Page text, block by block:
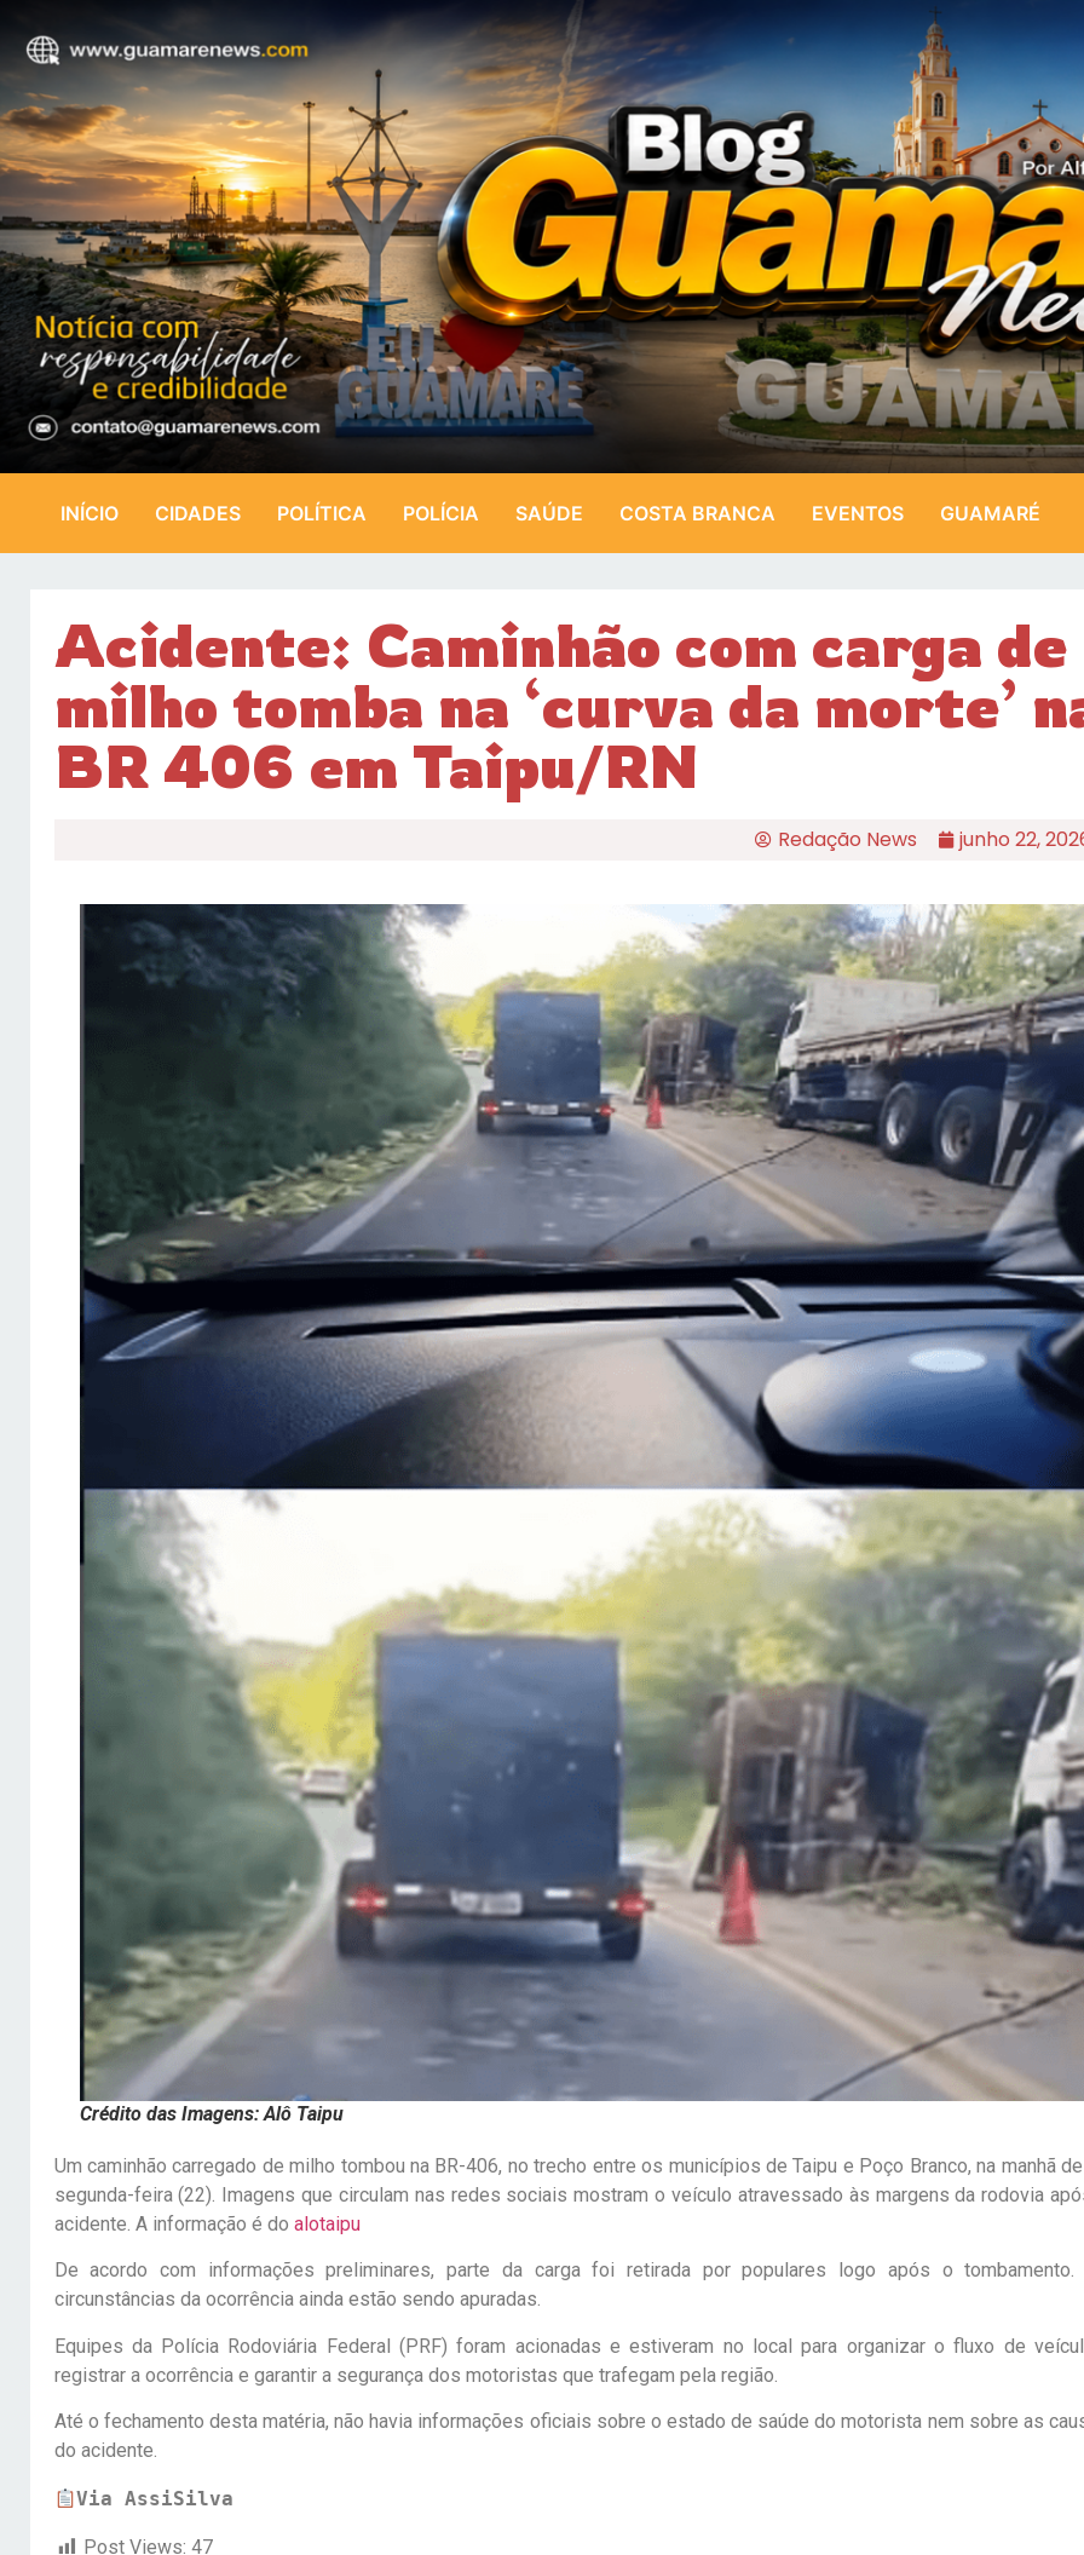
INÍCIO CIDADES POLÍTICA POLÍCIA SAÚDE COSTA BRANCA EVENTOS GUAMARÉ
Acidente: Caminhão com carga de
milho tomba na ‘curva da morte’
BR 406 em Taipu/RN
Redação News junho 22,
Crédito das Imagens: Alô Taipu
Um caminhão carregado de milho tombou na BR-406, no trecho entre os municípios de Taipu e Poço Branco, na manhã
segunda-feira (22). Imagens que circulam nas redes sociais mostram o veículo atravessado às margens da rodovia
acidente. A informação é do alotaipu
De acordo com informações preliminares, parte da carga foi retirada por populares logo após o tombamento.
circunstâncias da ocorrência ainda estão sendo apuradas.
Equipes da Polícia Rodoviária Federal (PRF) foram acionadas e estiveram no local para organizar o fluxo de
registrar a ocorrência e garantir a segurança dos motoristas que trafegam pela região.
Até o fechamento desta matéria, não havia informações oficiais sobre o estado de saúde do motorista nem sobre as
do acidente.
Via AssiSilva
Post Views: 47